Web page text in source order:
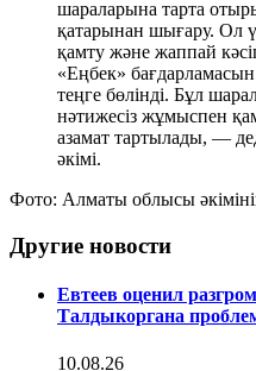
шараларына тарта
қатарынан шығару. Ол
қамту және жаппай
«Еңбек»
теңге бөлінді. Бұл
нәтижесіз жұмыспен
азамат тартылады, —
әкімі.
Фото: Алматы облысы
Другие новости
Евтеев оценил
Талдыкоргана
10.08.26